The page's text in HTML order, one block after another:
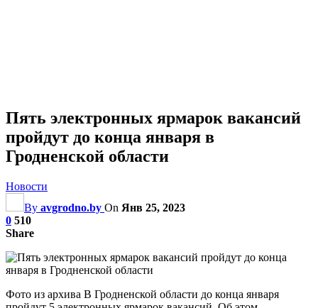
Пять электронных ярмарок вакансий
пройдут до конца января в
Гродненской области
Новости
By avgrodno.by On Янв 25, 2023
0 510
Share
Фото из архива В Гродненской области до конца января